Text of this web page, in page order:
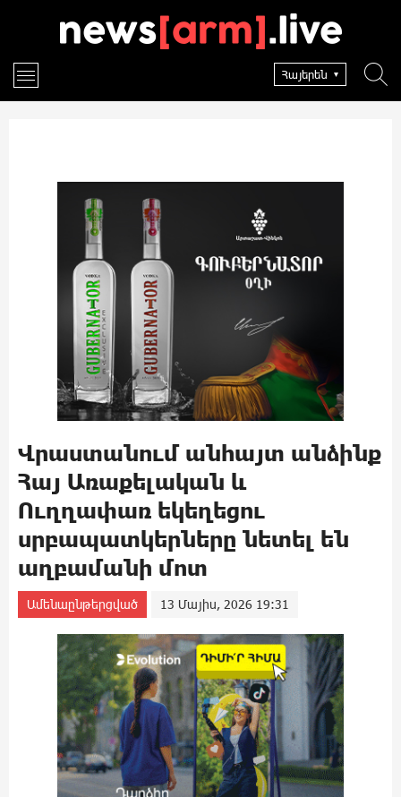
Հայերեն
Վրաստանում անհայտ անձինք
Հայ Առաքելական և
Ուղղափառ եկեղեցու
սրբապատկերները նետել են
աղբամանի մոտ
Ամենաընթերցված 13 Մայիս, 2026 19:31